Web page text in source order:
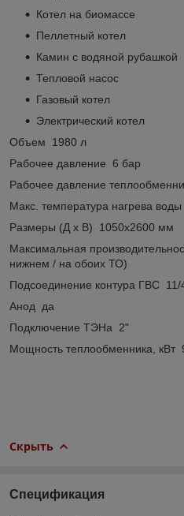
Котел на биомассе
Пеллетный котел
Камин с водяной рубашкой
Тепловой насос
Газовый котел
Электрический котел
Объем 1980 л
Рабочее давление 6 бар
Рабочее давление
Макс. температура нагрева
Размеры (Д х В) 1050х2600 мм
Максимальная
нижнем / на обоих ТО)
Подсоединение контура ГВС 11/
Анод да
Подключение ТЭНа 2"
Мощность теплообменника, кВт
Скрыть
Спецификация